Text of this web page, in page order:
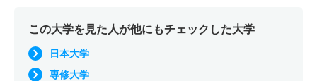
この大学を見た人が他にもチェックした大学
日本大学
専修大学